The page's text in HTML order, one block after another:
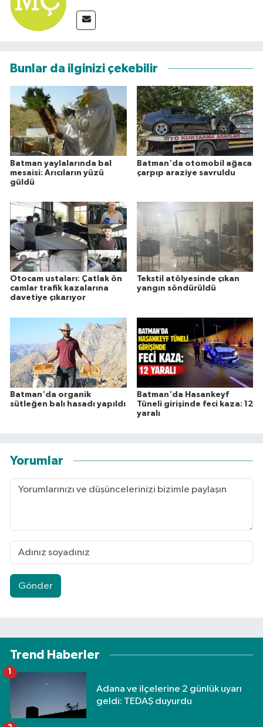
Bunlar da ilginizi çekebilir
Batman yaylalarında bal
mesaisi: Arıcıların yüzü
güldü
Batman'da otomobil ağaca
çarpıp araziye savruldu
Otocam ustaları: Çatlak ön
camlar trafik kazalarına
davetiye çıkarıyor
Tekstil atölyesinde çıkan
yangın söndürüldü
Batman'da organik
sütleğen balı hasadı yapıldı
Batman'da Hasankeyf
Tüneli girişinde feci kaza: 12
yaralı
Yorumlar
Gönder
Trend Haberler
Adana ve ilçelerine 2 günlük uyarı
geldi: TEDAŞ duyurdu
1